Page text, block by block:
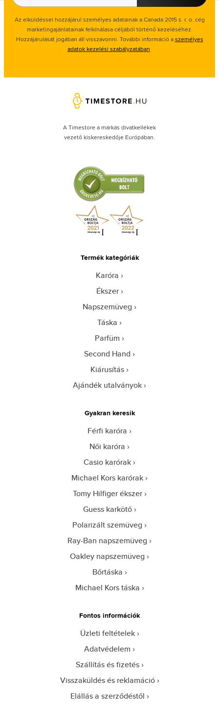
Az elküldéssel hozzájárul személyes adatainak a Canada 2015 s. r. o. cég
marketingajánlatainak felkínálasa céljából történő kezeléséhez.
Hozzájárulását jogában áll visszavonni. További információ aszemélyes
adatok kezelési szabályzatában.
A Timestore a márkás divatkellékek
vezető kiskereskedője Európában.
Termék kategóriák
Karóra
Ékszer
Napszemüveg
Táska
Parfüm
Second Hand
Kiárusítás
Ajándék utalványok
Gyakran keresik
Férfi karóra
Női karóra
Casio karórak
Michael Kors karórak
Tomy Hilfiger ékszer
Guess karkötő
Polarizált szemüveg
Ray-Ban napszemüveg
Oakley napszemüveg
Bőrtáska
Michael Kors táska
Fontos információk
Üzleti feltételek
Adatvédelem
Szállítás és fizetés
Visszaküldés és reklamáció
Elállás a szerződéstől